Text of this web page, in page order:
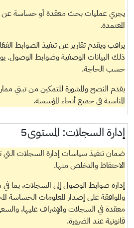
يجري عمليات بحث معقدة أو حساسة عن
المعتمدة.
يراقب ويقدم تقارير عن تنفيذ الضوابط
ذلك البيانات الوصفية وضوابط الوصول.
حسب الحاجة.
يقدم النصح والمشورة للتمكين من تبني
المناسبة في جميع أنحاء المؤسسة.
إدارة السجلات: المستوى5
ضمان تنفيذ سياسات إدارة السجلات
الاحتفاظ والتخلص منها.
إدارة ضوابط الوصول إلى السجلات، بما
والموافقة على إصدار المعلومات الحساسة
معقدة في السجلات والإشراف عليها،
قانونية عند الضرورة.